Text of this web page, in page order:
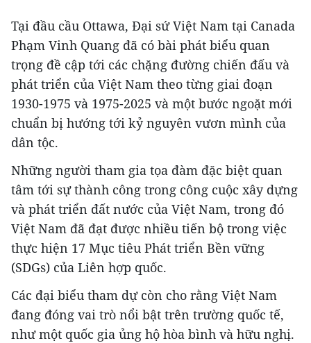
Tại đầu cầu Ottawa, Đại sứ Việt Nam tại Canada
Phạm Vinh Quang đã có bài phát biểu quan
trọng đề cập tới các chặng đường chiến đấu và
phát triển của Việt Nam theo từng giai đoạn
1930-1975 và 1975-2025 và một bước ngoặt mới
chuẩn bị hướng tới kỷ nguyên vươn mình của
dân tộc.
Những người tham gia tọa đàm đặc biệt quan
tâm tới sự thành công trong công cuộc xây dựng
và phát triển đất nước của Việt Nam, trong đó
Việt Nam đã đạt được nhiều tiến bộ trong việc
thực hiện 17 Mục tiêu Phát triển Bền vững
(SDGs) của Liên hợp quốc.
Các đại biểu tham dự còn cho rằng Việt Nam
đang đóng vai trò nổi bật trên trường quốc tế,
như một quốc gia ủng hộ hòa bình và hữu nghị.